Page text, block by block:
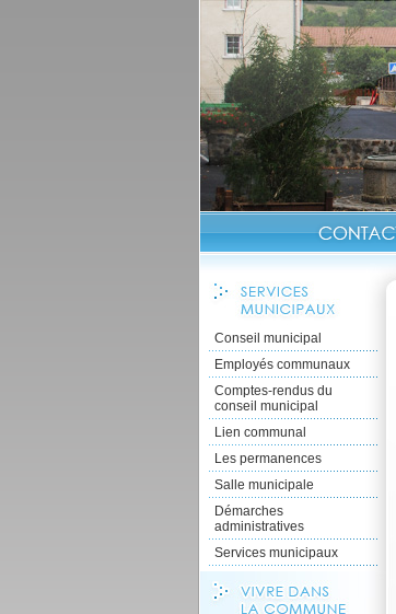
Conseil municipal
Employés communaux
Comptes-rendus du
conseil municipal
Lien communal
Les permanences
Salle municipale
Démarches
administratives
Services municipaux